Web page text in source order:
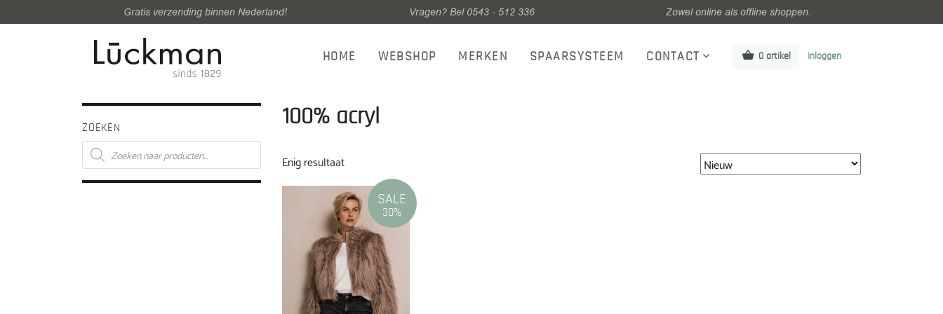
Gratis verzending binnen Nederland! Vragen? Bel 0543 - 512 336 Zowel online als offline shoppen.
HOME WEBSHOP MERKEN SPAARSYSTEEM CONTACT 0 artikel Inloggen
ZOEKEN
Producten
zoeken
100% acryl
Enig resultaat
SALE
30%